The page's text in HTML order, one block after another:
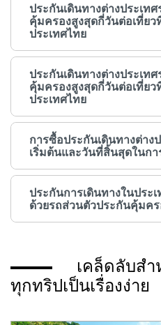
ประกันเดินทางต่างประเทศ
คุ้มครองสูงสุดกี่วันต่อเที่ยว
ประเทศไทย
ประกันเดินทางต่างประเทศ
คุ้มครองสูงสุดกี่วันต่อเที่ยว
ประเทศไทย
การซื้อประกันเดินทางต่าง
เริ่มต้นและวันที่สิ้นสุดในก
ประกันการเดินทางในประ
ด้วยรถส่วนตัวประกันคุ้มค
เคล็ดลับสำ
ทุกทริปเป็นเรื่องง่าย